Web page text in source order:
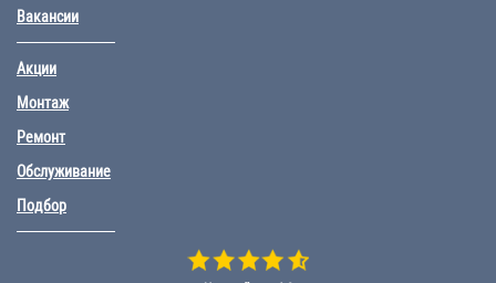
Вакансии
Акции
Монтаж
Ремонт
Обслуживание
Подбор